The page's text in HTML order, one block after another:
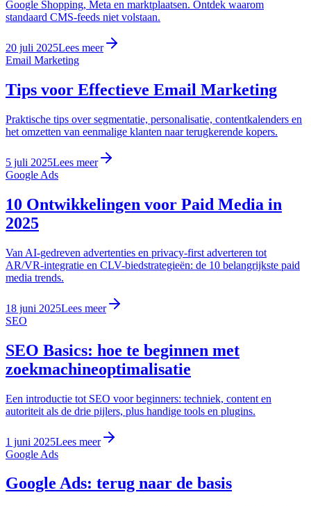
Google Shopping, Meta en marktplaatsen. Ontdek waarom
standaard CMS-feeds niet volstaan.
20 juli 2025Lees meer
Email Marketing
Tips voor Effectieve Email Marketing
Praktische tips over segmentatie, personalisatie, contentkalenders en
het omzetten van eenmalige klanten naar terugkerende kopers.
5 juli 2025Lees meer
Google Ads
10 Ontwikkelingen voor Paid Media in
2025
Van AI-gedreven advertenties en privacy-first adverteren tot
AR/VR-integratie en CLV-biedstrategieën: de 10 belangrijkste paid
media trends.
18 juni 2025Lees meer
SEO
SEO Basics: hoe te beginnen met
zoekmachineoptimalisatie
Een introductie tot SEO voor beginners: techniek, content en
autoriteit als de drie pijlers, plus handige tools en plugins.
1 juni 2025Lees meer
Google Ads
Google Ads: terug naar de basis